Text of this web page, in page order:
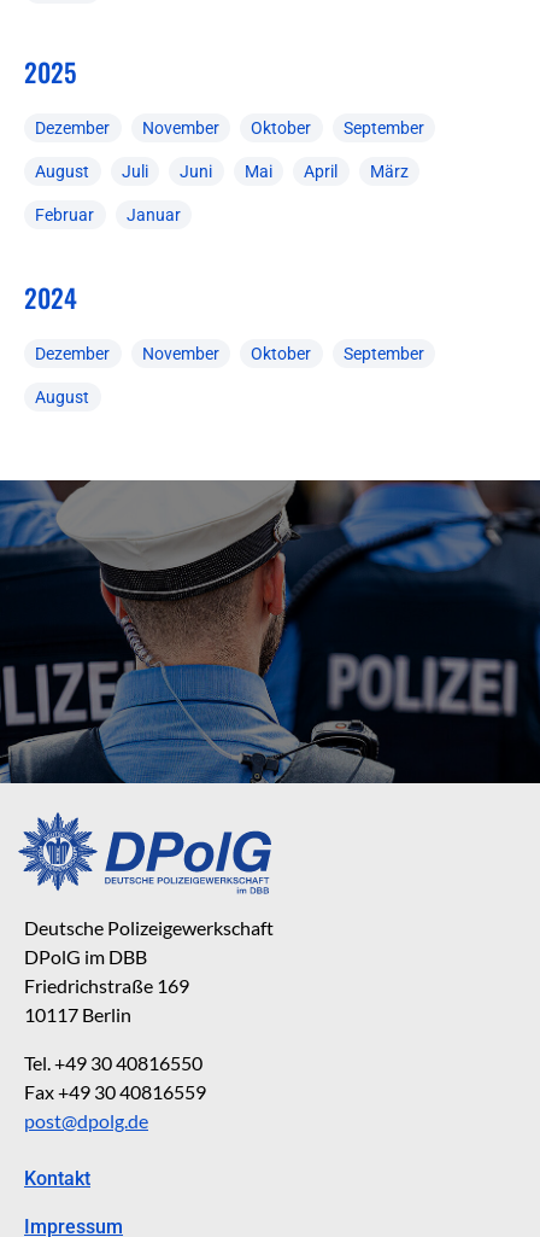
2025
Dezember November Oktober September
August Juli Juni Mai April März
Februar Januar
2024
Dezember November Oktober September
August
Deutsche Polizeigewerkschaft
DPolG im DBB
Friedrichstraße 169
10117 Berlin
Tel. +49 30 40816550
Fax +49 30 40816559
post@dpolg.de
Kontakt
Impressum